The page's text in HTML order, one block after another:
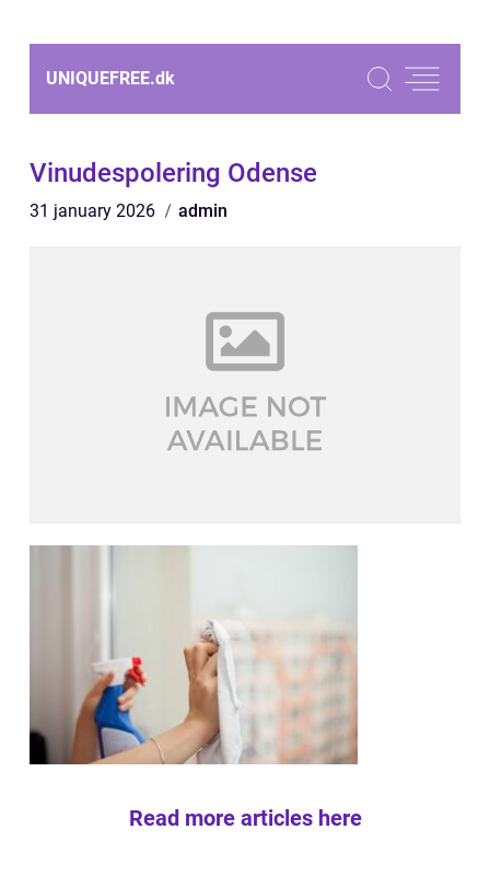
UNIQUEFREE.dk
Vinudespolering Odense
31 january 2026 admin
Read more articles here